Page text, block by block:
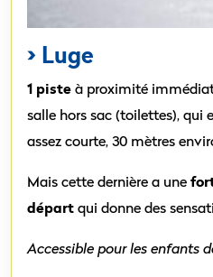
> Luge
1 pisteà proximité
salle hors sac (toilettes), qui
assez courte, 30 mètres
Mais cette dernière a une
départqui donne des
Accessible pour les enfants